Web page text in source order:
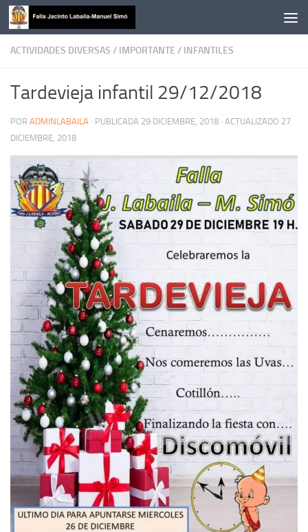
Saltar al contenido
ACTIVIDADES DIVERSAS / IMPORTANTE / INFANTILES
Tardevieja infantil 29/12/2018
POR ADMINLABAILA · PUBLICADA 29 DICIEMBRE, 2018 · ACTUALIZADO 27
DICIEMBRE, 2018